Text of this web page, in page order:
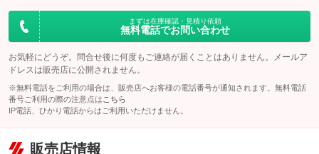
まずは在庫確認・見積り依頼
無料電話でお問い合わせ
お気軽にどうぞ。問合せ後に何度もご連絡が届くことはありません。メールア
ドレスは販売店に公開されません。
※無料電話をご利用の場合は、販売店へお客様の電話番号が通知されます。無料電話
番号ご利用の際の注意点は こちら
IP電話、ひかり電話からはご利用いただけません。
販売店情報